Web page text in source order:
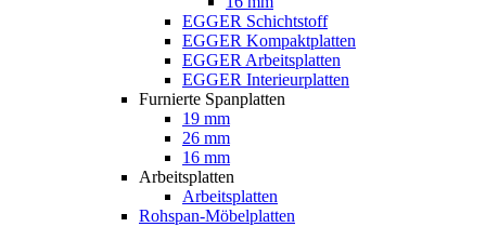
EGGER Schichtstoff
EGGER Kompaktplatten
EGGER Arbeitsplatten
EGGER Interieurplatten
Furnierte Spanplatten
19 mm
26 mm
16 mm
Arbeitsplatten
Arbeitsplatten
Rohspan-Möbelplatten